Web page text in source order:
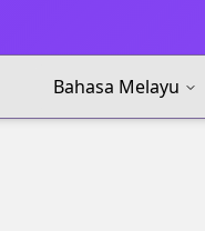
Bahasa Melayu